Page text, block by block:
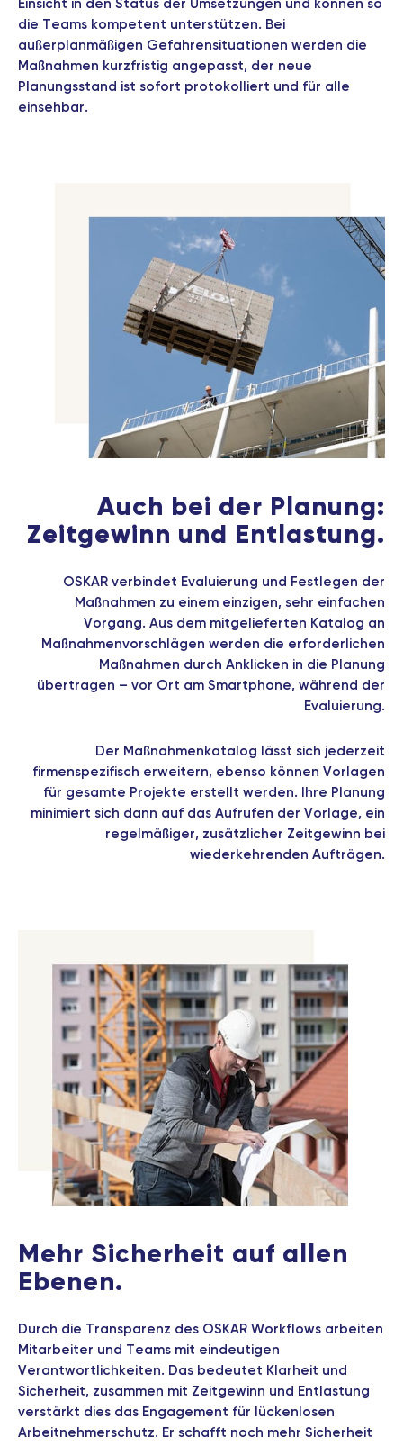
Einsicht in den Status der Umsetzungen und können so
die Teams kompetent unterstützen. Bei
außerplanmäßigen Gefahrensituationen werden die
Maßnahmen kurzfristig angepasst, der neue
Planungsstand ist sofort protokolliert und für alle
einsehbar.
Auch bei der Planung:
Zeitgewinn und Entlastung.
OSKAR verbindet Evaluierung und Festlegen der
Maßnahmen zu einem einzigen, sehr einfachen
Vorgang. Aus dem mitgelieferten Katalog an
Maßnahmenvorschlägen werden die erforderlichen
Maßnahmen durch Anklicken in die Planung
übertragen – vor Ort am Smartphone, während der
Evaluierung.
Der Maßnahmenkatalog lässt sich jederzeit
firmenspezifisch erweitern, ebenso können Vorlagen
für gesamte Projekte erstellt werden. Ihre Planung
minimiert sich dann auf das Aufrufen der Vorlage, ein
regelmäßiger, zusätzlicher Zeitgewinn bei
wiederkehrenden Aufträgen.
Mehr Sicherheit auf allen
Ebenen.
Durch die Transparenz des OSKAR Workflows arbeiten
Mitarbeiter und Teams mit eindeutigen
Verantwortlichkeiten. Das bedeutet Klarheit und
Sicherheit, zusammen mit Zeitgewinn und Entlastung
verstärkt dies das Engagement für lückenlosen
Arbeitnehmerschutz. Er schafft noch mehr Sicherheit